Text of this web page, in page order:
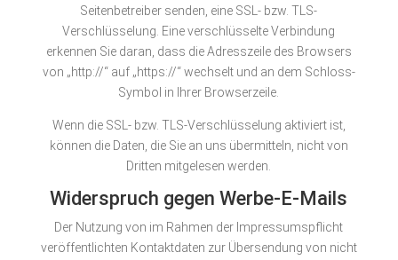
Seitenbetreiber senden, eine SSL- bzw. TLS-
Verschlüsselung. Eine verschlüsselte Verbindung
erkennen Sie daran, dass die Adresszeile des Browsers
von „http://“ auf „https://“ wechselt und an dem Schloss-
Symbol in Ihrer Browserzeile.
Wenn die SSL- bzw. TLS-Verschlüsselung aktiviert ist,
können die Daten, die Sie an uns übermitteln, nicht von
Dritten mitgelesen werden.
Widerspruch gegen Werbe-E-Mails
Der Nutzung von im Rahmen der Impressumspflicht
veröffentlichten Kontaktdaten zur Übersendung von nicht